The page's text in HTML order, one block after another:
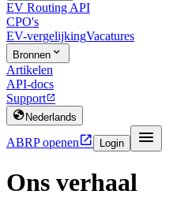
EV Routing API
CPO's
EV-vergelijkingVacatures
Bronnen 
Artikelen
API-docs
Support
 Nederlands
ABRP openen Login 
Ons verhaal